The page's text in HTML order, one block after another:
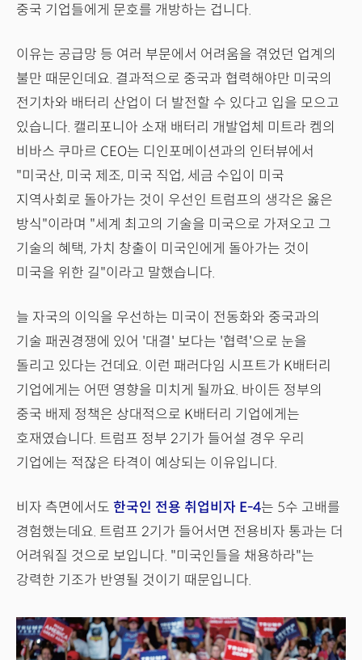
중국 기업들에게 문호를 개방하는 겁니다.
이유는 공급망 등 여러 부문에서 어려움을 겪었던 업계의
불만 때문인데요. 결과적으로 중국과 협력해야만 미국의
전기차와 배터리 산업이 더 발전할 수 있다고 입을 모으고
있습니다. 캘리포니아 소재 배터리 개발업체 미트라 켐의
비바스 쿠마르 CEO는 디인포메이션과의 인터뷰에서
"미국산, 미국 제조, 미국 직업, 세금 수입이 미국
지역사회로 돌아가는 것이 우선인 트럼프의 생각은 옳은
방식"이라며 "세계 최고의 기술을 미국으로 가져오고 그
기술의 혜택, 가치 창출이 미국인에게 돌아가는 것이
미국을 위한 길"이라고 말했습니다.
늘 자국의 이익을 우선하는 미국이 전동화와 중국과의
기술 패권경쟁에 있어 '대결' 보다는 '협력'으로 눈을
돌리고 있다는 건데요. 이런 패러다임 시프트가 K배터리
기업에게는 어떤 영향을 미치게 될까요. 바이든 정부의
중국 배제 정책은 상대적으로 K배터리 기업에게는
호재였습니다. 트럼프 정부 2기가 들어설 경우 우리
기업에는 적잖은 타격이 예상되는 이유입니다.
비자 측면에서도 한국인 전용 취업비자 E-4는 5수 고배를
경험했는데요. 트럼프 2기가 들어서면 전용비자 통과는 더
어려워질 것으로 보입니다. "미국인들을 채용하라"는
강력한 기조가 반영될 것이기 때문입니다.